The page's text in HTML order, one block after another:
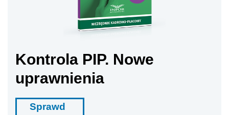
Kontrola PIP. Nowe
uprawnienia
Sprawd